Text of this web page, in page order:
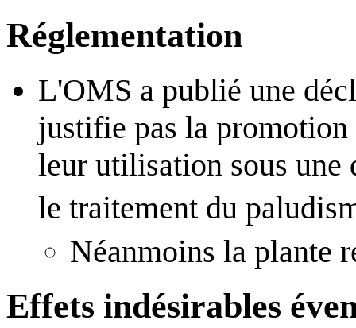
Réglementation
L'OMS a publié une
justifie pas la promotion
leur utilisation sous une
le traitement du
Néanmoins la plante
Effets indésirables